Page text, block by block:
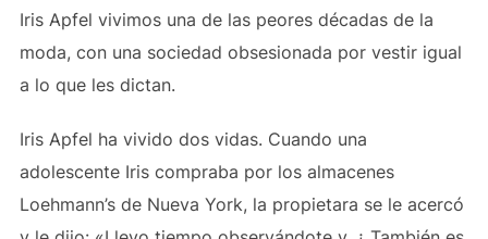
Iris Apfel vivimos una de las peores décadas de la
moda, con una sociedad obsesionada por vestir igual
a lo que les dictan.
Iris Apfel ha vivido dos vidas. Cuando una
adolescente Iris compraba por los almacenes
Loehmann’s de Nueva York, la propietara se le acercó